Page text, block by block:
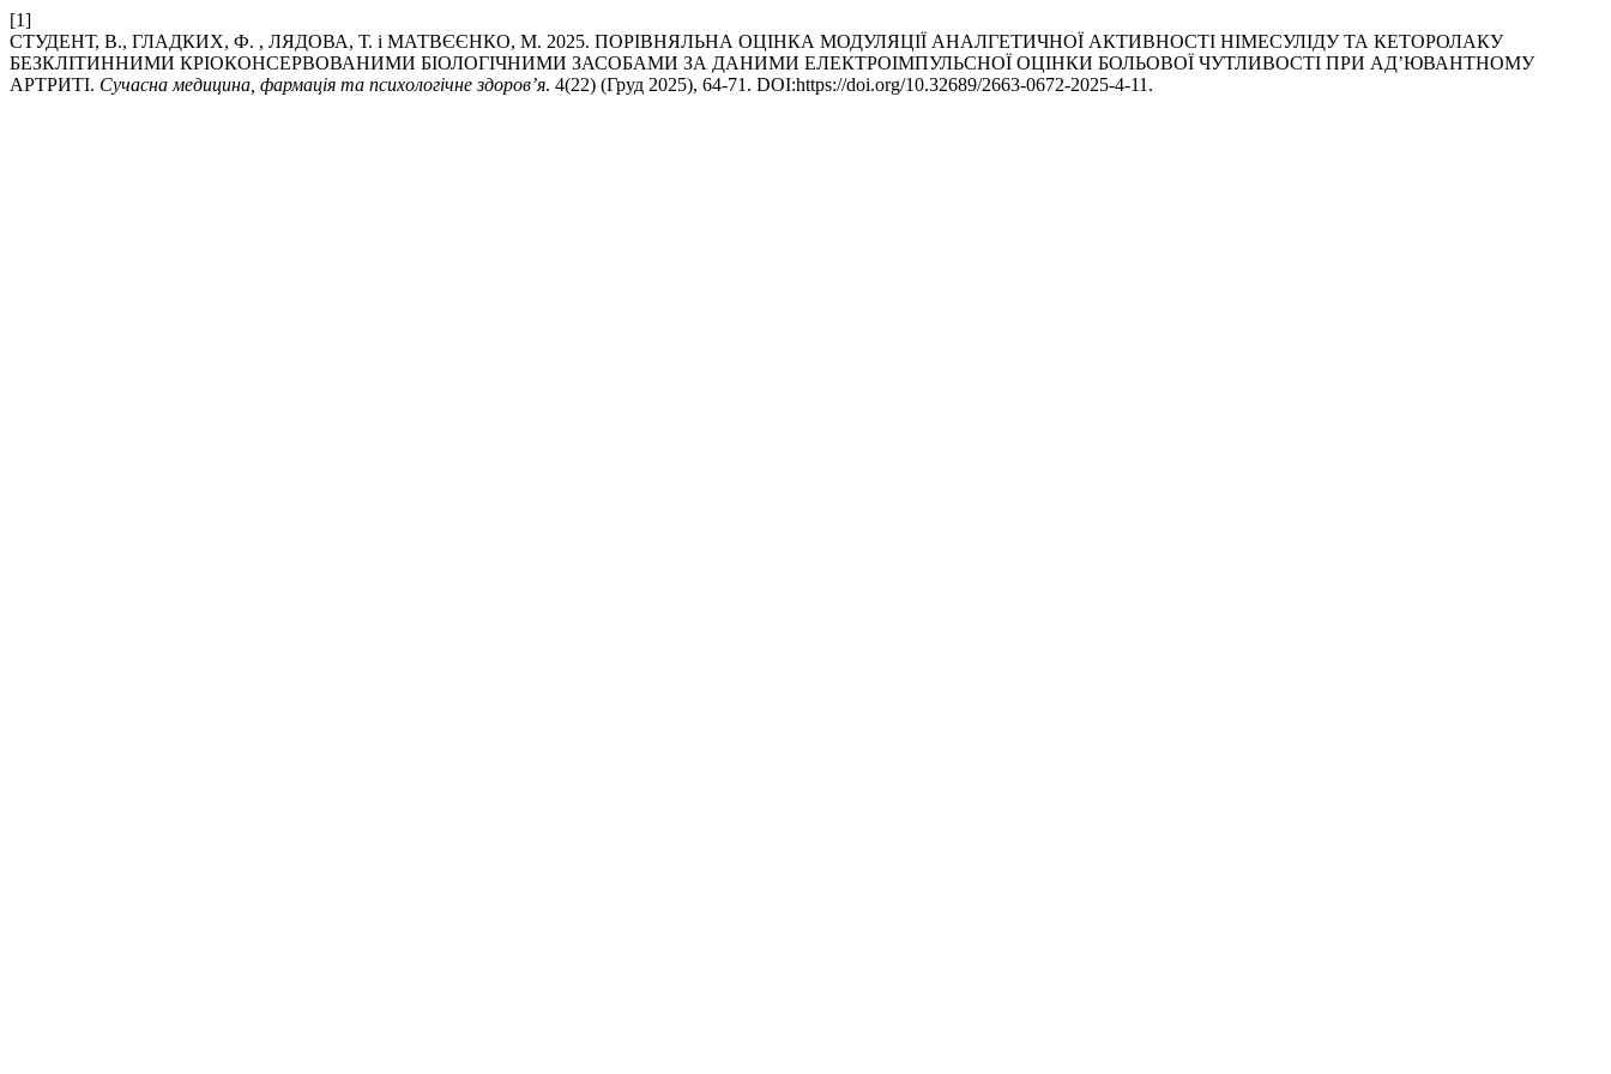
[1]
СТУДЕНТ, В., ГЛАДКИХ, Ф. , ЛЯДОВА, Т. і МАТВЄЄНКО, М. 2025. ПОРІВНЯЛЬНА ОЦІНКА МОДУЛЯЦІЇ АНАЛГЕТИЧНОЇ АКТИВНОСТІ НІМЕСУЛІДУ ТА КЕТОРОЛАКУ
БЕЗКЛІТИННИМИ КРІОКОНСЕРВОВАНИМИ БІОЛОГІЧНИМИ ЗАСОБАМИ ЗА ДАНИМИ ЕЛЕКТРОІМПУЛЬСНОЇ ОЦІНКИ БОЛЬОВОЇ ЧУТЛИВОСТІ ПРИ АД’ЮВАНТНОМУ
АРТРИТІ. Сучасна медицина, фармація та психологічне здоров’я. 4(22) (Груд 2025), 64-71. DOI:https://doi.org/10.32689/2663-0672-2025-4-11.